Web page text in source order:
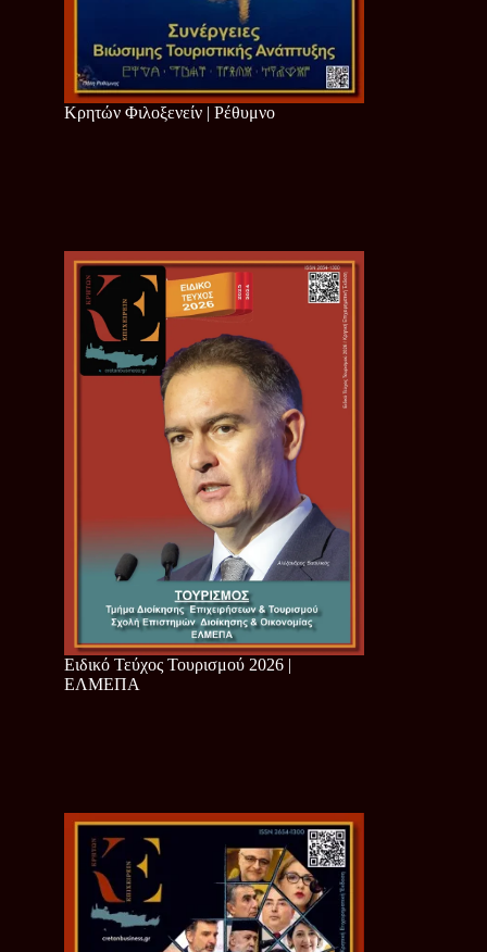
Κρητών Φιλοξενείν | Ρέθυμνο
Ειδικό Τεύχος Τουρισμού 2026 |
ΕΛΜΕΠΑ